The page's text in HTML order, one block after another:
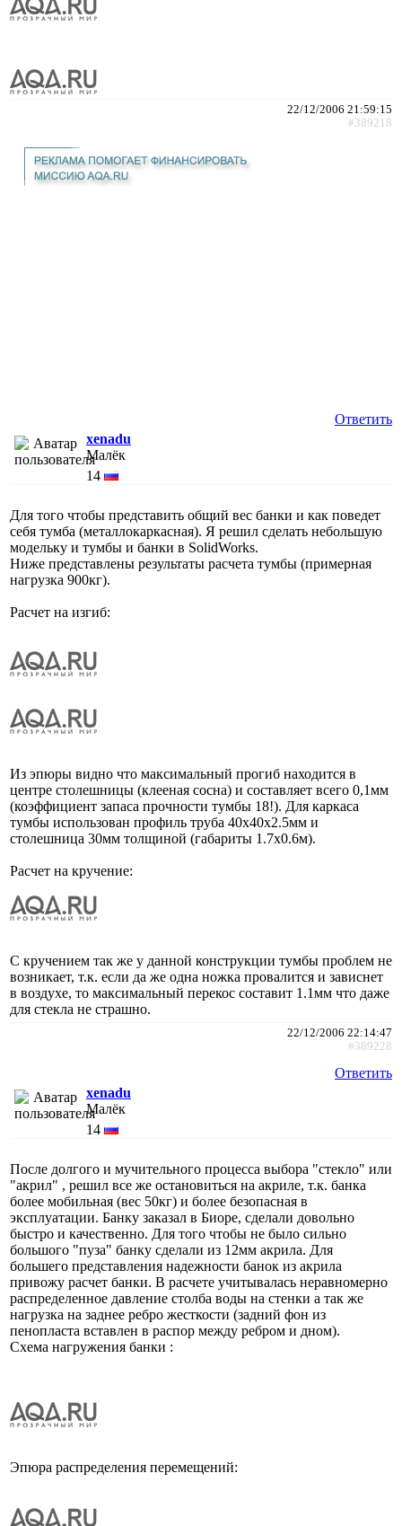
22/12/2006 21:59:15
#389218
Ответить
xenadu
Малёк
14
Для того чтобы представить общий вес банки и как поведет
себя тумба (металлокаркасная). Я решил сделать небольшую
модельку и тумбы и банки в SolidWorks.
Ниже представлены результаты расчета тумбы (примерная
нагрузка 900кг).
Расчет на изгиб:
Из эпюры видно что максимальный прогиб находится в
центре столешницы (клееная сосна) и составляет всего 0,1мм
(коэффициент запаса прочности тумбы 18!). Для каркаса
тумбы использован профиль труба 40х40х2.5мм и
столешница 30мм толщиной (габариты 1.7х0.6м).
Расчет на кручение:
С кручением так же у данной конструкции тумбы проблем не
возникает, т.к. если да же одна ножка провалится и зависнет
в воздухе, то максимальный перекос составит 1.1мм что даже
для стекла не страшно.
22/12/2006 22:14:47
#389228
Ответить
xenadu
Малёк
14
После долгого и мучительного процесса выбора "стекло" или
"акрил" , решил все же остановиться на акриле, т.к. банка
более мобильная (вес 50кг) и более безопасная в
эксплуатации. Банку заказал в Биоре, сделали довольно
быстро и качественно. Для того чтобы не было сильно
большого "пуза" банку сделали из 12мм акрила. Для
большего представления надежности банок из акрила
привожу расчет банки. В расчете учитывалась неравномерно
распределенное давление столба воды на стенки а так же
нагрузка на заднее ребро жесткости (задний фон из
пенопласта вставлен в распор между ребром и дном).
Схема нагружения банки :
Эпюра распределения перемещений: